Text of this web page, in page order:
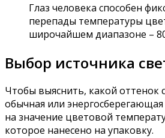
Глаз человека способен
перепады температуры
широчайшем диапазоне –
Выбор источника
Чтобы выяснить, какой оттенок
обычная или
на значение цветовой
которое нанесено на упаковку.